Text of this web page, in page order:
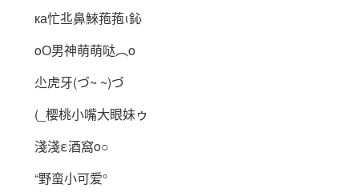
ка忙丠鼻鯠菢菢ι鈊
oО男神萌萌哒︵o
尐虎牙(づ~ ~)づ
(_樱桃小嘴大眼妹ゥ
淺淺ε酒窩o○
“野蛮小可爱°